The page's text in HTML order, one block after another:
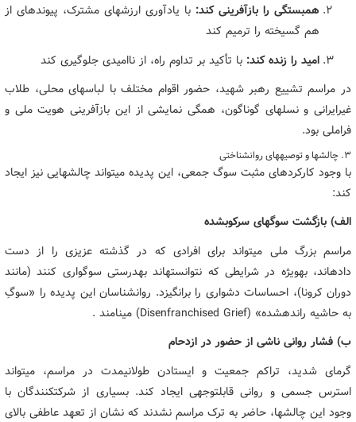
همبستگی را بازآفرینی کند: با یادآوری ارزشهای مشترک، پیوندهای از
هم گسیخته را ترمیم کند
امید را زنده کند: با تأکید بر تداوم راه، از ناامیدی جلوگیری کند
در مراسم تشییع رهبر شهید، حضور اقوام مختلف با لباسهای محلی، طلاب
غیرایرانی و نسلهای گوناگون، همگی نمایشی از این بازآفرینی هویت ملی و
فراملی بود.
۳. چالشها و توصیههای روانشناختی
با وجود کارکردهای مثبت سوگ جمعی، این پدیده میتواند چالشهایی نیز ایجاد
کند:
الف) بازگشت سوگهای سرکوبشده
مراسم بزرگ ملی میتواند برای افرادی که در گذشته عزیزی را از دست
دادهاند، بهویژه در شرایطی که نتوانستهاند بهدرستی سوگواری کنند (مانند
دوران کرونا)، احساسات دشواری را برانگیزد. روانشناسان این پدیده را «سوگِ
به حاشیه راندهشده» (Disenfranchised Grief) مینامند .
ب) فشار روانی ناشی از حضور در ازدحام
گرمای شدید، تراکم جمعیت و ایستادن طولانیمدت در مراسم، میتواند
استرس جسمی و روانی قابلتوجهی ایجاد کند. بسیاری از شرکتکنندگان با
وجود این چالشها، حاضر به ترک مراسم نشدند که نشان از تعهد عاطفی بالای